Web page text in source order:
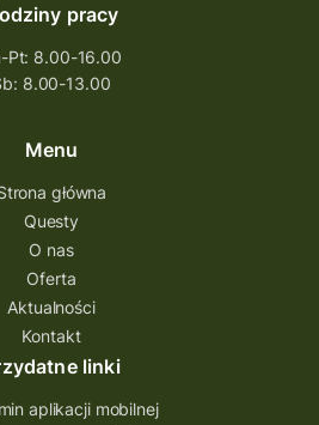
współpracy
Questing Łódzkie
Quest Arboretum
projekt
pracy
Pt: 8.00-16.00
8.00-13.00
Menu
główna
Questy
O nas
Oferta
Aktualności
Kontakt
linki
aplikacji mobilnej